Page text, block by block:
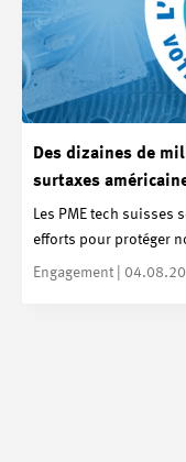
Des dizaines de
surtaxes
Les PME tech
efforts pour protéger
Engagement |